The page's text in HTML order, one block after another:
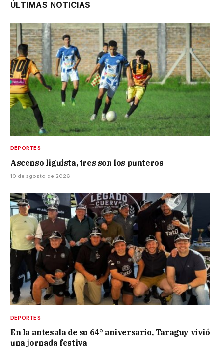
ÚLTIMAS NOTICIAS
DEPORTES
Ascenso liguista, tres son los punteros
10 de agosto de 2026
DEPORTES
En la antesala de su 64° aniversario, Taraguy vivió
una jornada festiva